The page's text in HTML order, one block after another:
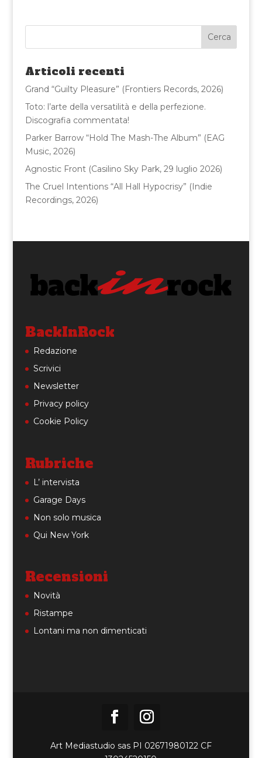
e
b
o
o
k
te
r
l
di
vi
di
Articoli recenti
Grand “Guilty Pleasure” (Frontiers Records, 2026)
Toto: l’arte della versatilità e della perfezione.
Discografia commentata!
Parker Barrow “Hold The Mash-The Album” (EAG
Music, 2026)
Agnostic Front (Casilino Sky Park, 29 luglio 2026)
The Cruel Intentions “All Hall Hypocrisy” (Indie
Recordings, 2026)
BackInRock
Redazione
Scrivici
Newsletter
Privacy policy
Cookie Policy
Rubriche
L’ intervista
Garage Days
Non solo musica
Qui New York
Recensioni
Novità
Ristampe
Lontani ma non dimenticati
Art Mediastudio sas PI 02671980122 CF